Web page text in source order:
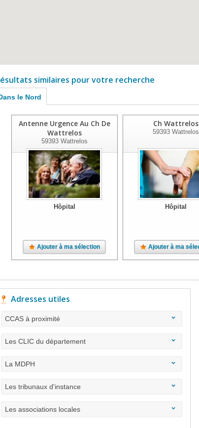
similaires pour votre recherche
le Nord
Antenne Urgence Au Ch De
Wattrelos
59393Wattrelos
Hôpital
Ajouter à ma sélection
Ch Wattrelos
59393Wattrelos
Hôpital
Ajouter à ma
Adresses utiles
CCAS à proximité
Les CLIC du département
La MDPH
Les tribunaux d'instance
Les associations locales